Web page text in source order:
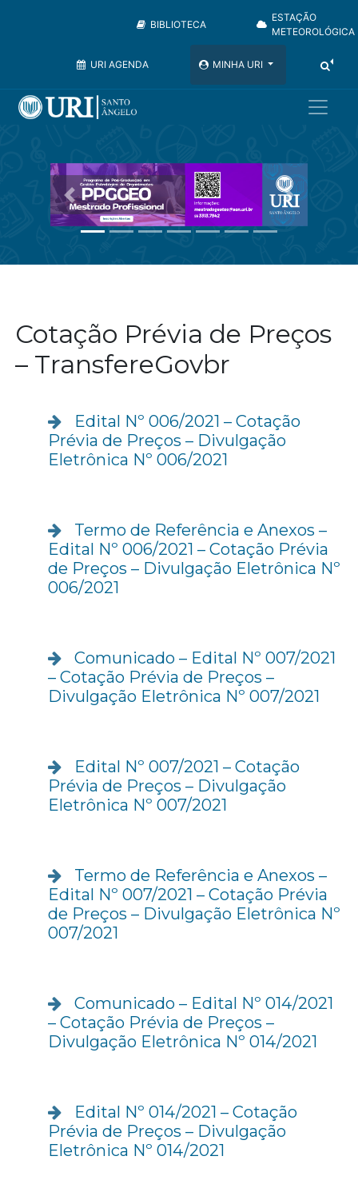
BIBLIOTECA
ESTAÇÃO
METEOROLÓGICA
URI AGENDA MINHA URI
Anterior Próximo
Cotação Prévia de Preços
– TransfereGovbr
Edital Nº 006/2021 – Cotação
Prévia de Preços – Divulgação
Eletrônica Nº 006/2021
Termo de Referência e Anexos –
Edital Nº 006/2021 – Cotação Prévia
de Preços – Divulgação Eletrônica Nº
006/2021
Comunicado – Edital Nº 007/2021
– Cotação Prévia de Preços –
Divulgação Eletrônica Nº 007/2021
Edital Nº 007/2021 – Cotação
Prévia de Preços – Divulgação
Eletrônica Nº 007/2021
Termo de Referência e Anexos –
Edital Nº 007/2021 – Cotação Prévia
de Preços – Divulgação Eletrônica Nº
007/2021
Comunicado – Edital Nº 014/2021
– Cotação Prévia de Preços –
Divulgação Eletrônica Nº 014/2021
Edital Nº 014/2021 – Cotação
Prévia de Preços – Divulgação
Eletrônica Nº 014/2021